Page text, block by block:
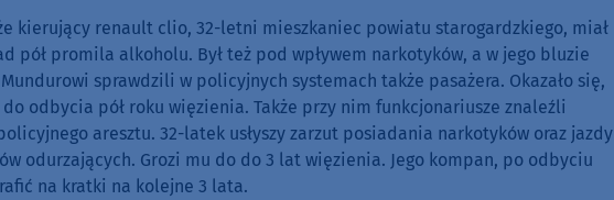
kierujący renault clio, 32-letni mieszkaniec powiatu starogardzkiego, miał
pół promila alkoholu. Był też pod wpływem narkotyków, a w jego bluzie
sprawdzili w policyjnych systemach także pasażera. Okazało się,
do odbycia pół roku więzienia. Także przy nim funkcjonariusze znaleźli
aresztu. 32-latek usłyszy zarzut posiadania narkotyków oraz jazdy
odurzających. Grozi mu do do 3 lat więzienia. Jego kompan, po odbyciu
na kratki na kolejne 3 lata.